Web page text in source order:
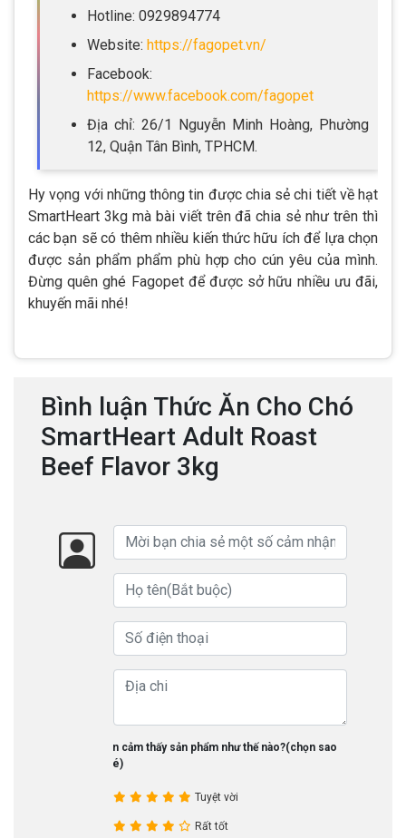
Hotline: 0929894774
Website: https://fagopet.vn/
Facebook:
https://www.facebook.com/fagopet
Địa chỉ: 26/1 Nguyễn Minh Hoàng, Phường
12, Quận Tân Bình, TPHCM.
Hy vọng với những thông tin được chia sẻ chi tiết về hạt
SmartHeart 3kg mà bài viết trên đã chia sẻ như trên thì
các bạn sẽ có thêm nhiều kiến thức hữu ích để lựa chọn
được sản phẩm phẩm phù hợp cho cún yêu của mình.
Đừng quên ghé Fagopet để được sở hữu nhiều ưu đãi,
khuyến mãi nhé!
Bình luận Thức Ăn Cho Chó
SmartHeart Adult Roast
Beef Flavor 3kg
Bạn cảm thấy sản phẩm như thế nào?(chọn sao
nhé)
Tuyệt vời
Rất tốt